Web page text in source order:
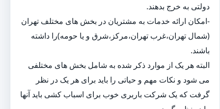
دولتی به خرج بدهند.
-امکان ارائه خدمات به مشتریان در بخش های مختلف تهران
(شمال تهران،غرب تهران،مرکز،شرق و یا حومه)را داشته
باشند.
البته هر یک از موارد ذکر شده به شامل بخش های مختلفی
می شود و نکات مهم و حیاتی را باید برای هر یک در نظر
گرفت که یک شرکت باربری خوب برای اسباب کشی باید آنها